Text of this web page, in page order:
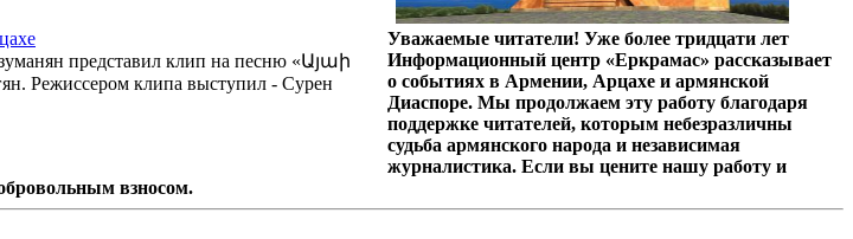
представил клип на песню «Այաի
Режиссером клипа выступил - Сурен
Уважаемые читатели! Уже более тридцати лет
Информационный центр «Еркрамас» рассказывает
о событиях в Армении, Арцахе и армянской
Диаспоре. Мы продолжаем эту работу благодаря
поддержке читателей, которым небезразличны
судьба армянского народа и независимая
журналистика. Если вы цените нашу работу и
взносом.